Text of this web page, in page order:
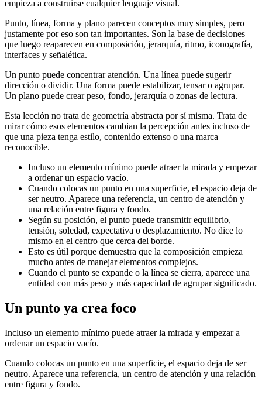
empieza a construirse cualquier lenguaje visual.
Punto, línea, forma y plano parecen conceptos muy simples, pero
justamente por eso son tan importantes. Son la base de decisiones
que luego reaparecen en composición, jerarquía, ritmo, iconografía,
interfaces y señalética.
Un punto puede concentrar atención. Una línea puede sugerir
dirección o dividir. Una forma puede estabilizar, tensar o agrupar.
Un plano puede crear peso, fondo, jerarquía o zonas de lectura.
Esta lección no trata de geometría abstracta por sí misma. Trata de
mirar cómo esos elementos cambian la percepción antes incluso de
que una pieza tenga estilo, contenido extenso o una marca
reconocible.
Incluso un elemento mínimo puede atraer la mirada y empezar
a ordenar un espacio vacío.
Cuando colocas un punto en una superficie, el espacio deja de
ser neutro. Aparece una referencia, un centro de atención y
una relación entre figura y fondo.
Según su posición, el punto puede transmitir equilibrio,
tensión, soledad, expectativa o desplazamiento. No dice lo
mismo en el centro que cerca del borde.
Esto es útil porque demuestra que la composición empieza
mucho antes de manejar elementos complejos.
Cuando el punto se expande o la línea se cierra, aparece una
entidad con más peso y más capacidad de agrupar significado.
Un punto ya crea foco
Incluso un elemento mínimo puede atraer la mirada y empezar a
ordenar un espacio vacío.
Cuando colocas un punto en una superficie, el espacio deja de ser
neutro. Aparece una referencia, un centro de atención y una relación
entre figura y fondo.